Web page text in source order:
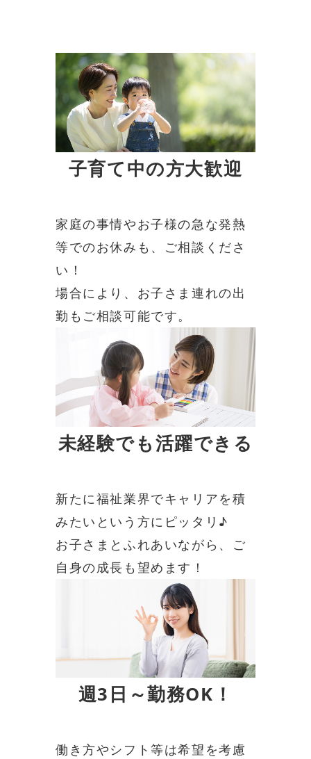
子育て中の方大歓迎
家庭の事情やお子様の急な発熱
等でのお休みも、ご相談くださ
い！
場合により、お子さま連れの出
勤もご相談可能です。
未経験でも活躍できる
新たに福祉業界でキャリアを積
みたいという方にピッタリ♪
お子さまとふれあいながら、ご
自身の成長も望めます！
週3日～勤務OK！
働き方やシフト等は希望を考慮